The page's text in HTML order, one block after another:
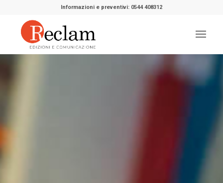
Informazioni e preventivi: 0544 408312